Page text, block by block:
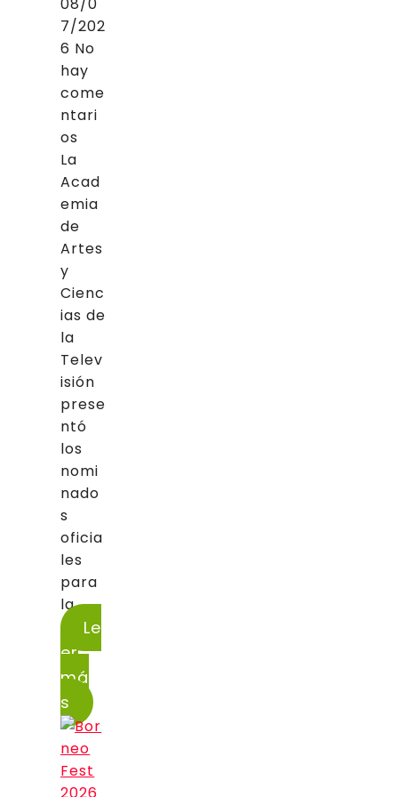
7/202
6 No
hay
come
ntari
os
La
Acad
emia
de
Artes
y
Cienc
ias de
la
Telev
isión
prese
ntó
los
nomi
nado
s
oficia
les
para
la...
Le
er
má
s